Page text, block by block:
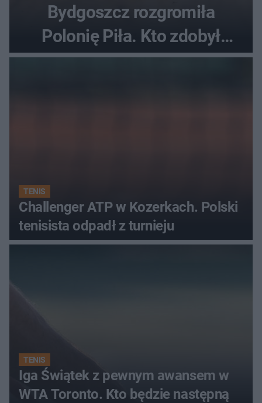
Bydgoszcz rozgromiła
Polonię Piła. Kto zdobył
najwięcej punktów?
TENIS
Challenger ATP w Kozerkach. Polski
tenisista odpadł z turnieju
TENIS
Iga Świątek z pewnym awansem w
WTA Toronto. Kto będzie następną